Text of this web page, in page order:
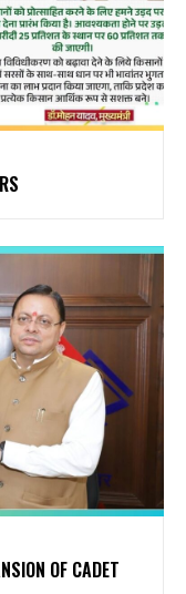
OF CADET